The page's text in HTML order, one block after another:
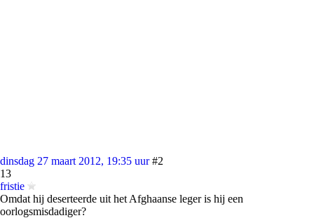
dinsdag 27 maart 2012, 19:35 uur #2
13
fristie
Omdat hij deserteerde uit het Afghaanse leger is hij een
oorlogsmisdadiger?